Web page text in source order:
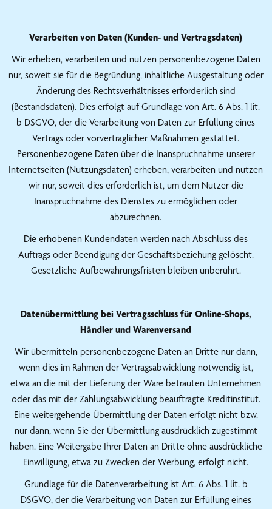
Verarbeiten von Daten (Kunden- und Vertragsdaten)
Wir erheben, verarbeiten und nutzen personenbezogene Daten
nur, soweit sie für die Begründung, inhaltliche Ausgestaltung oder
Änderung des Rechtsverhältnisses erforderlich sind
(Bestandsdaten). Dies erfolgt auf Grundlage von Art. 6 Abs. 1 lit.
b DSGVO, der die Verarbeitung von Daten zur Erfüllung eines
Vertrags oder vorvertraglicher Maßnahmen gestattet.
Personenbezogene Daten über die Inanspruchnahme unserer
Internetseiten (Nutzungsdaten) erheben, verarbeiten und nutzen
wir nur, soweit dies erforderlich ist, um dem Nutzer die
Inanspruchnahme des Dienstes zu ermöglichen oder
abzurechnen.
Die erhobenen Kundendaten werden nach Abschluss des
Auftrags oder Beendigung der Geschäftsbeziehung gelöscht.
Gesetzliche Aufbewahrungsfristen bleiben unberührt.
Datenübermittlung bei Vertragsschluss für Online-Shops,
Händler und Warenversand
Wir übermitteln personenbezogene Daten an Dritte nur dann,
wenn dies im Rahmen der Vertragsabwicklung notwendig ist,
etwa an die mit der Lieferung der Ware betrauten Unternehmen
oder das mit der Zahlungsabwicklung beauftragte Kreditinstitut.
Eine weitergehende Übermittlung der Daten erfolgt nicht bzw.
nur dann, wenn Sie der Übermittlung ausdrücklich zugestimmt
haben. Eine Weitergabe Ihrer Daten an Dritte ohne ausdrückliche
Einwilligung, etwa zu Zwecken der Werbung, erfolgt nicht.
Grundlage für die Datenverarbeitung ist Art. 6 Abs. 1 lit. b
DSGVO, der die Verarbeitung von Daten zur Erfüllung eines